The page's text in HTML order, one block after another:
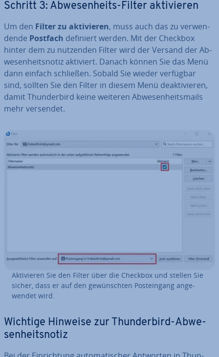
Schritt 3: Ab­we­sen­heits-Filter ak­ti­vie­ren
Um den Filter zu ak­ti­vie­ren, muss auch das zu ver­wen­
den­de Postfach definiert werden. Mit der Checkbox
hinter dem zu nutzenden Filter wird der Versand der Ab­
we­sen­heits­no­tiz aktiviert. Danach können Sie das Menü
dann einfach schließen. Sobald Sie wieder verfügbar
sind, sollten Sie den Filter in diesem Menü de­ak­ti­vie­ren,
damit Thun­der­bird keine weiteren Ab­we­sen­heits­mails
mehr versendet.
Ak­ti­vie­ren Sie den Filter über die Checkbox und stellen Sie
sicher, dass er auf den ge­wünsch­ten Post­ein­gang an­ge­
wen­det wird.
Wichtige Hinweise zur Thun­der­bird-Ab­we­
sen­heits­no­tiz